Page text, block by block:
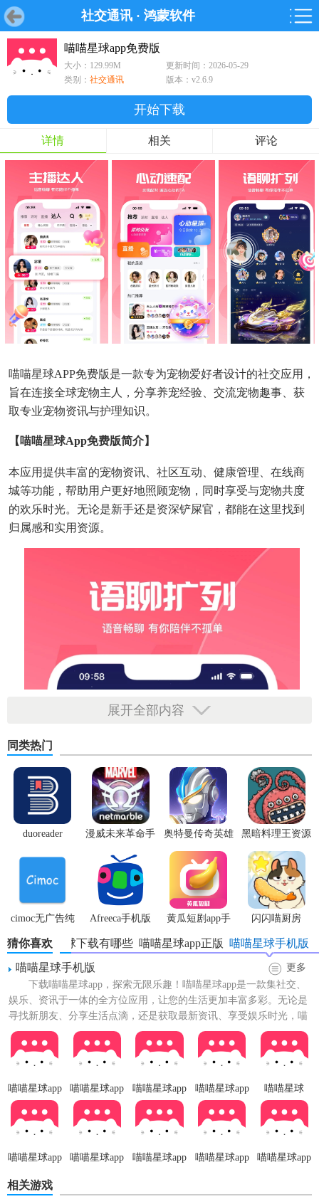
社交通讯 · 鸿蒙软件
首页 游戏 软件
首页 游戏 软件 鸿蒙
游戏
鸿蒙
软件
专题
喵喵星球app免费版
大小：129.99M
更新时间：2026-05-29
类别： 社交通讯 版本：v2.6.9
开始下载
详情 相关 评论
喵喵星球APP免费版是一款专为宠物爱好者设计的社交应用，
旨在连接全球宠物主人，分享养宠经验、交流宠物趣事、获
取专业宠物资讯与护理知识。
【喵喵星球app免费版简介】
本应用提供丰富的宠物资讯、社区互动、健康管理、在线商
城等功能，帮助用户更好地照顾宠物，同时享受与宠物共度
的欢乐时光。无论是新手还是资深铲屎官，都能在这里找到
归属感和实用资源。
【喵喵星球app免费版特色】
1. 宠物社区：用户可以发布宠物日常、分享养宠心得，与其
他用户互动交流，形成温馨有爱的宠物社群。
2. 专业资讯：定期更新宠物健康、训练技巧、品种介绍等权
威内容，提升用户的宠物养护知识水平。
3. 健康管理：记录疫苗接种、驱虫提醒等健康信息，设置个
展开全部内容
同类热门
duoreader
漫威未来革命手
奥特曼传奇英雄
体验服
黑暗料理王资源
无限
cimoc无广告纯
净版
Afreeca手机版
黄瓜短剧app手
机版
闪闪喵厨房
猜你喜欢 喵喵星球手机版
喵喵星球app正版
喵喵星球下载有哪些
喵喵星球手机版
更多
下载喵喵星球app，探索无限乐趣！喵喵星球app是一款集社交、
娱乐、资讯于一体的全方位应用，让您的生活更加丰富多彩。无论是
寻找新朋友、分享生活点滴，还是获取最新资讯、享受娱乐时光，喵
喵星球都能满足您的...
喵喵星球app
官网版
喵喵星球app
无广告版
喵喵星球app
正版
喵喵星球app
手机版
喵喵星球
2.1.1版本
喵喵星球app
喵喵星球app
喵喵星球app
喵喵星球app
喵喵星球app
相关游戏